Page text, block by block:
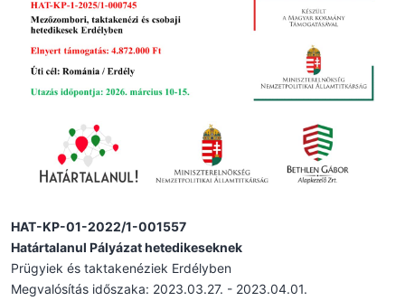
HAT-KP-01-2022/1-001557
Határtalanul Pályázat hetedikeseknek
Prügyiek és taktakenéziek Erdélyben
Megvalósítás időszaka: 2023.03.27. - 2023.04.01.